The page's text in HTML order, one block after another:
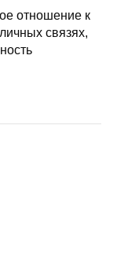
отношение к
связях,